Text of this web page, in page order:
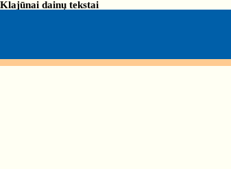
Klajūnai dainų tekstai